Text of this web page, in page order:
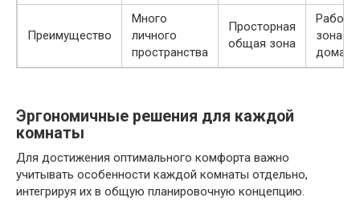
Преимущество
Много
личного
пространства
Просторная
общая зона
зона
дома
Эргономичные решения для каждой
комнаты
Для достижения оптимального комфорта важно
учитывать особенности каждой комнаты отдельно,
интегрируя их в общую планировочную концепцию.